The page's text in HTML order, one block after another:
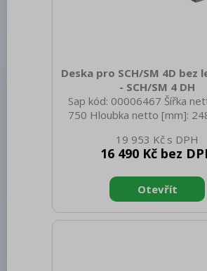
Deska pro SCH/SM 4D bez
- SCH/SM 4 DH
Sap kód: 00006467 Šířka
750 Hloubka netto [mm]:
29.00 Šířka brutto [mm]: 750
brutto [mm]: 2480 Výška
Doplňující informace: Dřez-
Waschbecken
19 953 Kč
16 490 Kč bez